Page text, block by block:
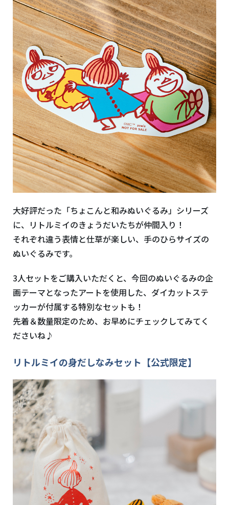
大好評だった「ちょこんと和みぬいぐるみ」シリーズ
に、リトルミイのきょうだいたちが仲間入り！
それぞれ違う表情と仕草が楽しい、手のひらサイズの
ぬいぐるみです。
3人セットをご購入いただくと、今回のぬいぐるみの企
画テーマとなったアートを使用した、ダイカットステ
ッカーが付属する特別なセットも！
先着＆数量限定のため、お早めにチェックしてみてく
ださいね♪
リトルミイの身だしなみセット【公式限定】